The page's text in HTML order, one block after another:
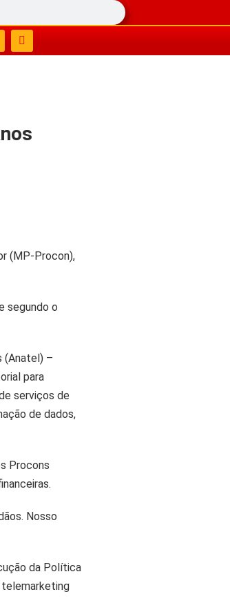
(MP-Procon),
segundo o
(Anatel) –
para
serviços de
de dados,
Procons
Nosso
da Política
telemarketing